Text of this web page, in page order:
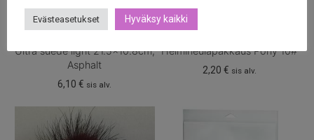
Ultra suede light 21.5×10.8cm,
Asphalt
6,10€ sis alv.
Helmineulapakkaus Pony 10#
2,20 € sis alv.
Evästeasetukset Hyväksy kaikki